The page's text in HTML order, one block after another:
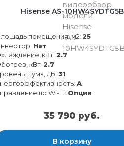
Hisense AS-10HW4SYDTG5B
помещения, м2: 25
Нет
кВт: 2.7
кВт: 2.7
шума, дБ: 31
A
по Wi-Fi: Опция
35 790 руб.
В корзину